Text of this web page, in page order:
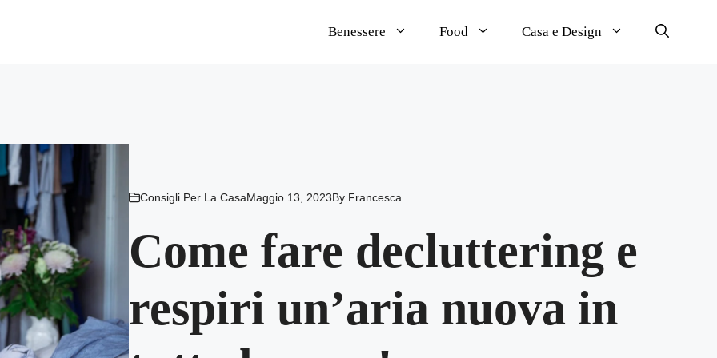
Benessere Food Casa e Design
Consigli Per La CasaMaggio 13, 2023By Francesca
Come fare decluttering e
respiri un’aria nuova in